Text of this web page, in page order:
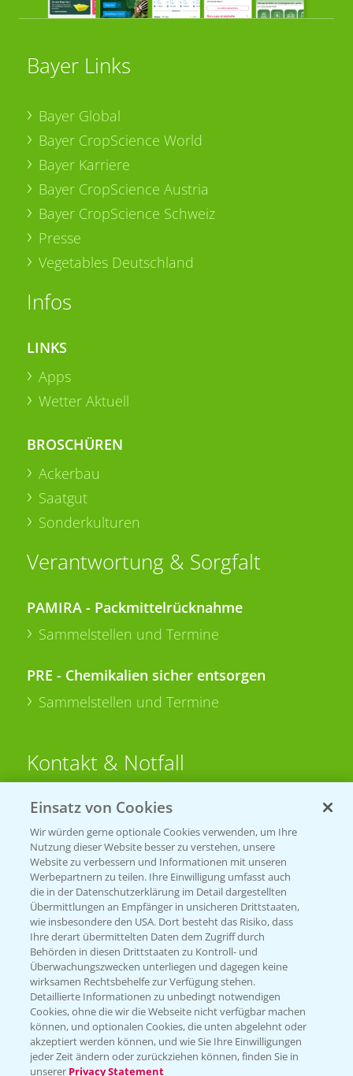
Bayer Links
Bayer Global
Bayer CropScience World
Bayer Karriere
Bayer CropScience Austria
Bayer CropScience Schweiz
Presse
Vegetables Deutschland
Infos
LINKS
Apps
Wetter Aktuell
BROSCHÜREN
Ackerbau
Saatgut
Sonderkulturen
Verantwortung & Sorgfalt
PAMIRA - Packmittelrücknahme
Sammelstellen und Termine
PRE - Chemikalien sicher entsorgen
Sammelstellen und Termine
Kontakt & Notfall
Beratung auf WhatsApp
T.+49 (0)174 346 564 1
KONTAKT
Hilfe in Notfällen
T.+49 (0)214/30-20220
Folgen Sie uns
Einsatz von Cookies
Wir würden gerne optionale Cookies verwenden, um Ihre
Nutzung dieser Website besser zu verstehen, unsere
Website zu verbessern und Informationen mit unseren
Werbepartnern zu teilen. Ihre Einwilligung umfasst auch
die in der Datenschutzerklärung im Detail dargestellten
Übermittlungen an Empfänger in unsicheren Drittstaaten,
wie insbesondere den USA. Dort besteht das Risiko, dass
Ihre derart übermittelten Daten dem Zugriff durch
Behörden in diesen Drittstaaten zu Kontroll- und
Überwachungszwecken unterliegen und dagegen keine
wirksamen Rechtsbehelfe zur Verfügung stehen.
Detaillierte Informationen zu unbedingt notwendigen
Cookies, ohne die wir die Webseite nicht verfügbar machen
können, und optionalen Cookies, die unten abgelehnt oder
akzeptiert werden können, und wie Sie Ihre Einwilligungen
jeder Zeit ändern oder zurückziehen können, finden Sie in
unserer Privacy Statement